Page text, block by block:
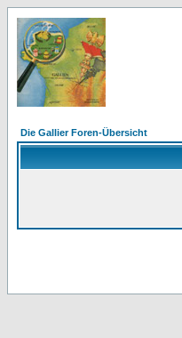
Die Gallier Foren-Übersicht